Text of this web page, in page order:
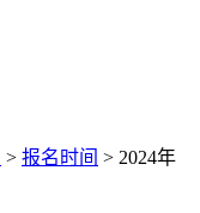
> 报名时间 > 2024年